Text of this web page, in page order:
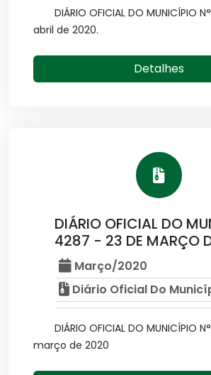
DIÁRIO OFICIAL DO MUNICÍPIO
abril de 2020.
Detalhes
DIÁRIO OFICIAL DO
4287 - 23 DE MARÇO
Março/2020
Diário Oficial Do
DIÁRIO OFICIAL DO MUNICÍPIO
março de 2020